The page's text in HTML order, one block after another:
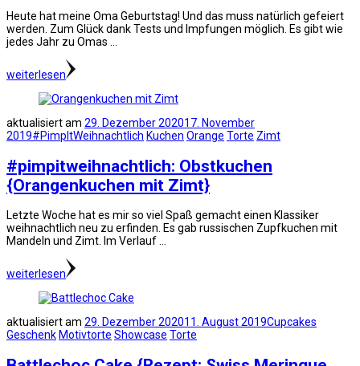
Heute hat meine Oma Geburtstag! Und das muss natürlich gefeiert
werden. Zum Glück dank Tests und Impfungen möglich. Es gibt wie
jedes Jahr zu Omas …
weiterlesen
aktualisiert am 29. Dezember 202017. November
2019#PimpItWeihnachtlich Kuchen Orange Torte Zimt
#pimpitweihnachtlich: Obstkuchen
{Orangenkuchen mit Zimt}
Letzte Woche hat es mir so viel Spaß gemacht einen Klassiker
weihnachtlich neu zu erfinden. Es gab russischen Zupfkuchen mit
Mandeln und Zimt. Im Verlauf …
weiterlesen
aktualisiert am 29. Dezember 202011. August 2019Cupcakes
Geschenk Motivtorte Showcase Torte